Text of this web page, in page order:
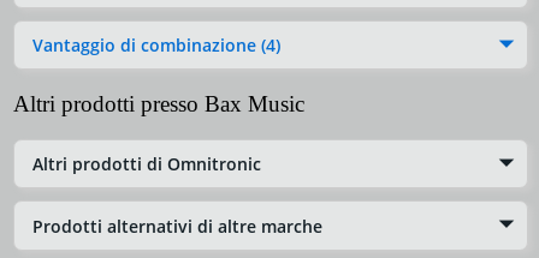
Vantaggio di combinazione (4)
Altri prodotti presso Bax Music
Altri prodotti di Omnitronic
Prodotti alternativi di altre marche